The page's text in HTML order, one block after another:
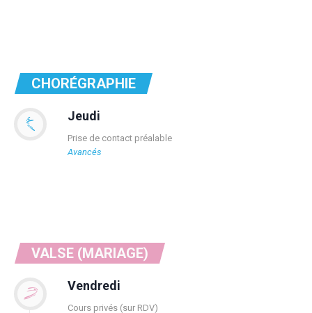
CHORÉGRAPHIE
Jeudi
Prise de contact préalable
Avancés
VALSE (MARIAGE)
Vendredi
Cours privés (sur RDV)